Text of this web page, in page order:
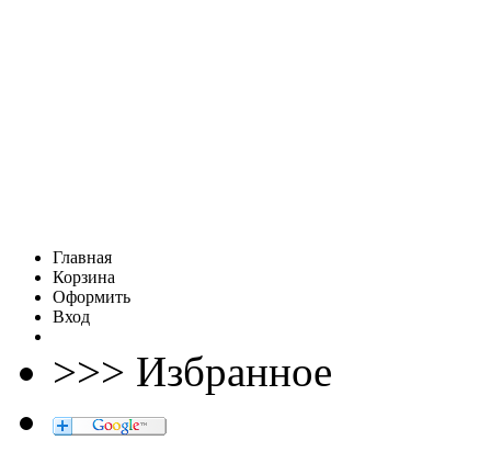
Главная
Корзина
Оформить
Вход
>>> Избранное